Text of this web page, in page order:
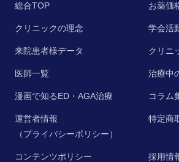
総合TOP お薬価
クリニックの理念 学会活
来院患者様データ クリニ
医師一覧 治療中
漫画で知るED・AGA治療 コラム
運営者情報
（プライバシーポリシー）
特定商
コンテンツポリシー 採用情